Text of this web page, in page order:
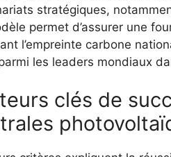
stratégiques,
permet d’assurer une
l’empreinte carbone
parmi les leaders mondiaux
clés de